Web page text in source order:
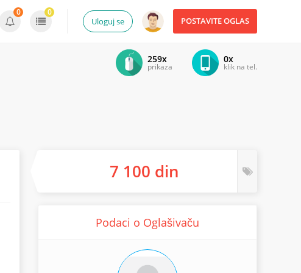
POSTAVITE OGLAS
Uloguj se
0 0
0x
klik na tel.
259x
prikaza
7 100 din
Podaci o Oglašivaču